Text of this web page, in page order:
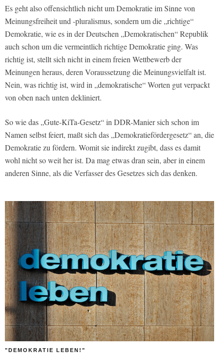
Es geht also offensichtlich nicht um Demokratie im Sinne von
Meinungsfreiheit und -pluralismus, sondern um die „richtige“
Demokratie, wie es in der Deutschen „Demokratischen“ Republik
auch schon um die vermeintlich richtige Demokratie ging. Was
richtig ist, stellt sich nicht in einem freien Wettbewerb der
Meinungen heraus, deren Voraussetzung die Meinungsvielfalt ist.
Nein, was richtig ist, wird in „demokratische“ Worten gut verpackt
von oben nach unten dekliniert.
So wie das „Gute-KiTa-Gesetz“ in DDR-Manier sich schon im
Namen selbst feiert, maßt sich das „Demokratiefördergesetz“ an, die
Demokratie zu fördern. Womit sie indirekt zugibt, dass es damit
wohl nicht so weit her ist. Da mag etwas dran sein, aber in einem
anderen Sinne, als die Verfasser des Gesetzes sich das denken.
"DEMOKRATIE LEBEN!"